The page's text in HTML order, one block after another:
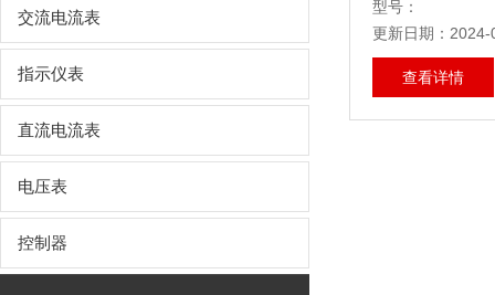
交流电流表
指示仪表
直流电流表
电压表
控制器
型号：
更新日期：2024-
查看详情